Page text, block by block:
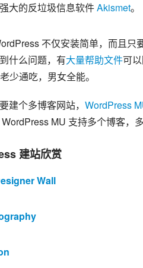
大的反垃圾信息软件 Akismet。
不仅安装简单，而且
什么问题，有大量帮助文件可
少通吃，男女全能。
建个多博客网站， WordPress
MU 支持多个博客，
建站欣赏
Wall